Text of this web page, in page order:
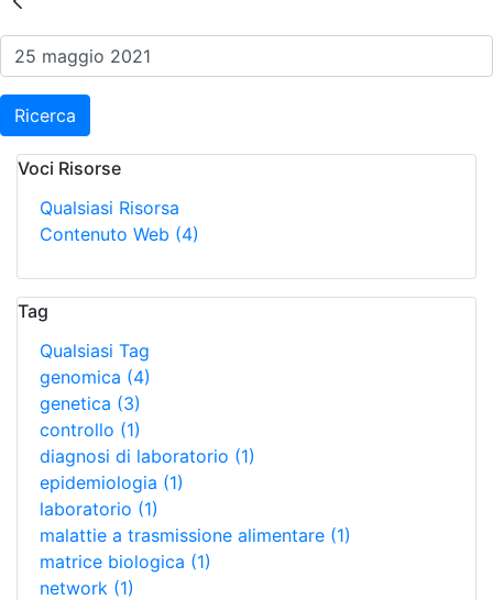
Ricerca
Voci Risorse
Qualsiasi Risorsa
Contenuto Web (4)
Tag
Qualsiasi Tag
genomica (4)
genetica (3)
controllo (1)
diagnosi di laboratorio (1)
epidemiologia (1)
laboratorio (1)
malattie a trasmissione alimentare (1)
matrice biologica (1)
network (1)